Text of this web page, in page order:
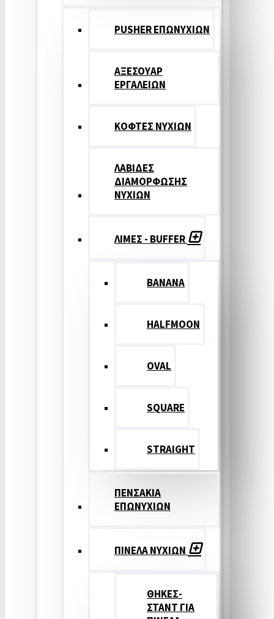
PUSHER ΕΠΩΝΥΧΙΩΝ
ΑΞΕΣΟΥΑΡ
ΕΡΓΑΛΕΙΩΝ
ΚΟΦΤΕΣ ΝΥΧΙΩΝ
ΛΑΒΙΔΕΣ
ΔΙΑΜΟΡΦΩΣΗΣ
ΝΥΧΙΩΝ
ΛΙΜΕΣ - BUFFER
BANANA
HALFMOON
OVAL
SQUARE
STRAIGHT
ΠΕΝΣΑΚΙΑ
ΕΠΩΝΥΧΙΩΝ
ΠΙΝΕΛΑ ΝΥΧΙΩΝ
ΘΗΚΕΣ-
ΣΤΑΝΤ ΓΙΑ